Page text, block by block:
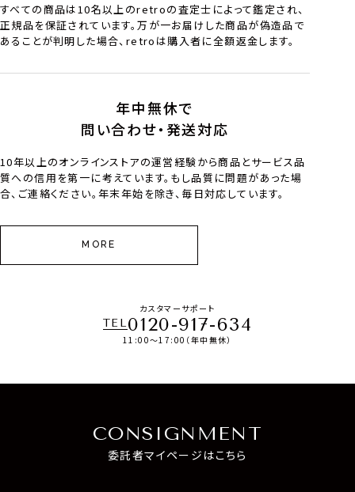
すべての商品は10名以上のretroの査定士によって鑑定され、
正規品を保証されています。万が一お届けした商品が偽造品で
あることが判明した場合、retroは購入者に全額返金します。
年中無休で
問い合わせ・発送対応
10年以上のオンラインストアの運営経験から商品とサービス品
質への信用を第一に考えています。もし品質に問題があった場
合、ご連絡ください。年末年始を除き、毎日対応しています。
MORE
カスタマーサポート
TEL0120-917-634
11:00～17:00（年中無休）
CONSIGNMENT
委託者マイページはこちら